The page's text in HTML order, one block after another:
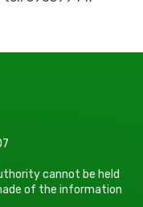
cannot be held
of the information